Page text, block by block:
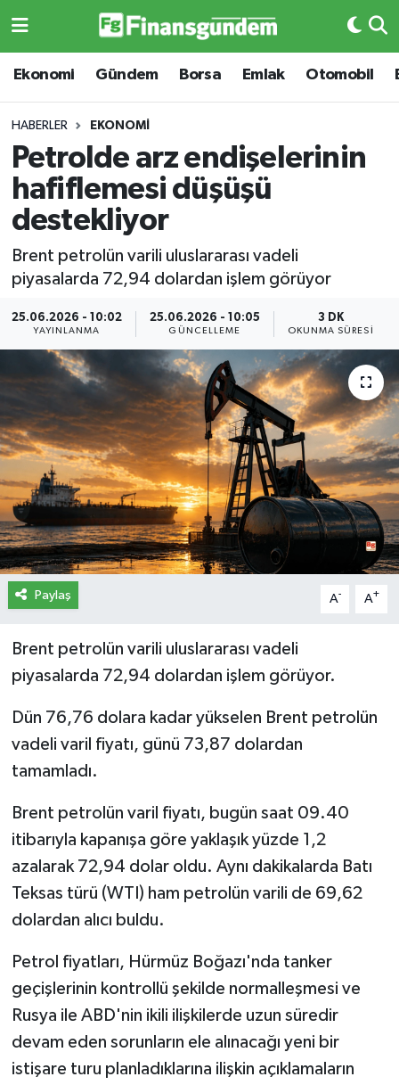
Ekonomi Gündem Borsa Emlak Otomobil
HABERLER EKONOMI
Petrolde arz endişelerinin
hafiflemesi düşüşü
destekliyor
Brent petrolün varili uluslararası vadeli
piyasalarda 72,94 dolardan işlem görüyor
25.06.2026 - 10:02
YAYINLANMA
25.06.2026 - 10:05
GÜNCELLEME
3 DK
OKUNMA SÜRESI
Paylaş A- A+
Brent petrolün varili uluslararası vadeli
piyasalarda 72,94 dolardan işlem görüyor.
Dün 76,76 dolara kadar yükselen Brent petrolün
vadeli varil fiyatı, günü 73,87 dolardan
tamamladı.
Brent petrolün varil fiyatı, bugün saat 09.40
itibarıyla kapanışa göre yaklaşık yüzde 1,2
azalarak 72,94 dolar oldu. Aynı dakikalarda Batı
Teksas türü (WTI) ham petrolün varili de 69,62
dolardan alıcı buldu.
Petrol fiyatları, Hürmüz Boğazı'nda tanker
geçişlerinin kontrollü şekilde normalleşmesi ve
Rusya ile ABD'nin ikili ilişkilerde uzun süredir
devam eden sorunların ele alınacağı yeni bir
istişare turu planladıklarına ilişkin açıklamaların
Ekonomi
Borsa
Emlak
Emtia
Gizlilik Sözleşmesi
Hakkımızda
İletişim
Künye
Yasal Uyarı
Ekonomi
Borsa
Emlak
Otomobil
Yapay Zeka